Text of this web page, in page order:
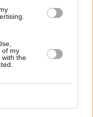
of my
with the
ACCESO
y sencilla del viejo
que de la
las cartas, una a